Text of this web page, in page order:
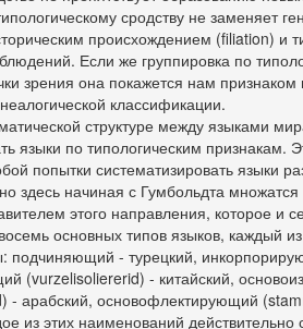
сродству не заменяет
происхождением (filiation) и
Если же группировка по
зрения она покажется нам
классификации.
структуре между языками
языки по типологическим
попытки систематизировать языки
здесь начиная с Гумбольдта
этого направления, которое и
основных типов языков, каждый
подчиняющий - турецкий,
(vurzelisoliererid) - китайский,
- арабский, основофлектирующий
из этих наименований